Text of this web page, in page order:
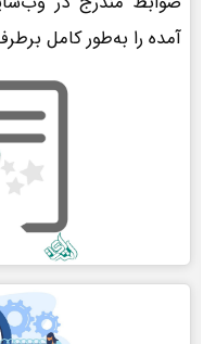
آمده را به‌طور کامل